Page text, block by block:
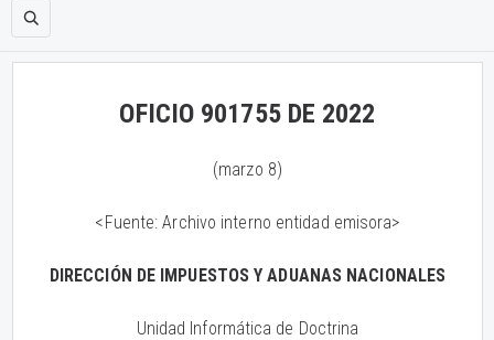
OFICIO 901755 DE 2022
(marzo 8)
<Fuente: Archivo interno entidad emisora>
DIRECCIÓN DE IMPUESTOS Y ADUANAS NACIONALES
Unidad Informática de Doctrina